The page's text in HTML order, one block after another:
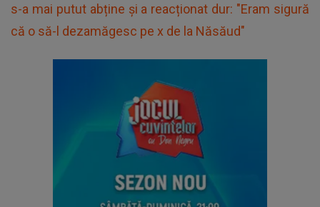
s-a mai putut abține și a reacționat dur: "Eram sigură
că o să-l dezamăgesc pe x de la Năsăud"